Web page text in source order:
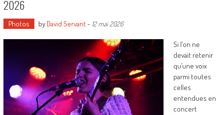
2026
Photos by David Servant- 12 mai 2026
Si l’on ne
devait retenir
qu’une voix
parmi toutes
celles
entendues en
concert